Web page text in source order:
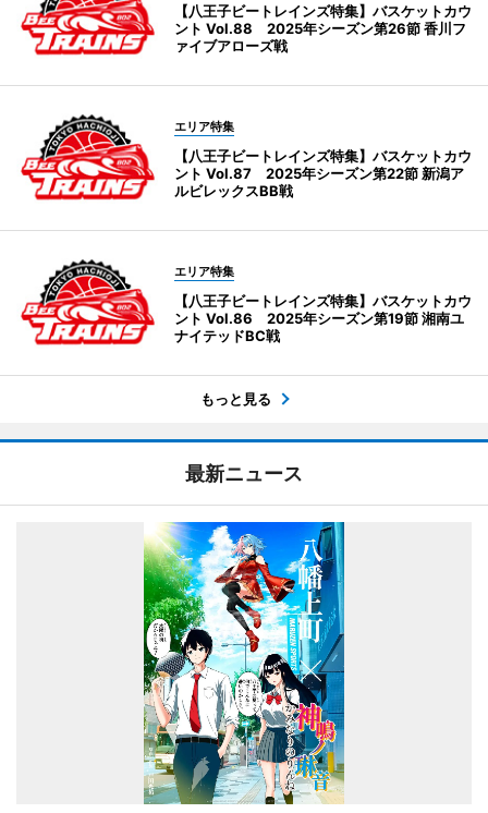
【八王子ビートレインズ特集】バスケットカウ
ント Vol.88 2025年シーズン第26節 香川フ
ァイブアローズ戦
エリア特集
【八王子ビートレインズ特集】バスケットカウ
ント Vol.87 2025年シーズン第22節 新潟ア
ルビレックスBB戦
エリア特集
【八王子ビートレインズ特集】バスケットカウ
ント Vol.86 2025年シーズン第19節 湘南ユ
ナイテッドBC戦
もっと見る
最新ニュース